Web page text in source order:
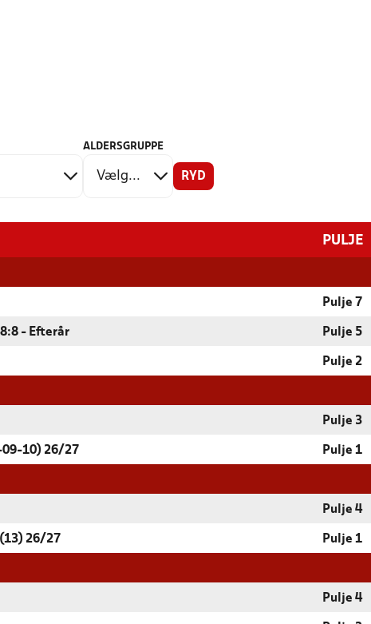
ALDERSGRUPPE
RYD
PULJE
Pulje 7
- Efterår Pulje 5
Pulje 2
Pulje 3
09-10) 26/27 Pulje 1
Pulje 4
26/27 Pulje 1
Pulje 4